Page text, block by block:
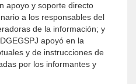
apoyo y soporte directo
a los responsables del
de la información; y
apoyó en la
y de instrucciones de
por los informantes y